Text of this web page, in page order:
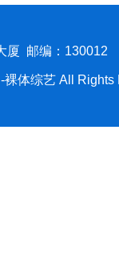
厦 邮编：130012
体综艺 All Rights